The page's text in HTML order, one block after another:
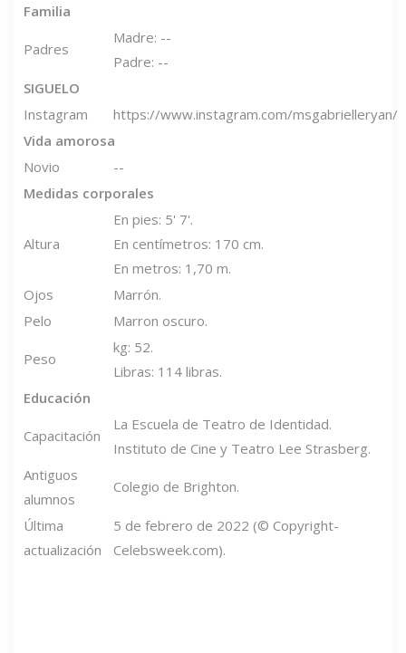
Familia
Padres
Madre: --
Padre: --
SIGUELO
Instagram
https://www.instagram.com/msgabrielleryan/
Vida amorosa
Novio
--
Medidas corporales
Altura
En pies: 5' 7'.
En centímetros: 170 cm.
En metros: 1,70 m.
Ojos
Marrón.
Pelo
Marron oscuro.
Peso
kg: 52.
Libras: 114 libras.
Educación
Capacitación
La Escuela de Teatro de Identidad.
Instituto de Cine y Teatro Lee Strasberg.
Antiguos
alumnos
Colegio de Brighton.
Última
actualización
5 de febrero de 2022 (© Copyright-
Celebsweek.com).